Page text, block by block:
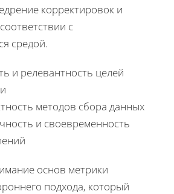
корректировок и
с
средой.
и релевантность целей
методов сбора данных
и своевременность
основ метрики
подхода, который